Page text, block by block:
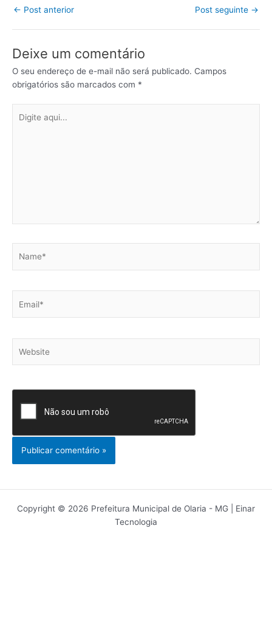
← Post anterior Post seguinte →
Deixe um comentário
O seu endereço de e-mail não será publicado. Campos
obrigatórios são marcados com *
aqui...
Copyright © 2026 Prefeitura Municipal de Olaria - MG | Einar
Tecnologia